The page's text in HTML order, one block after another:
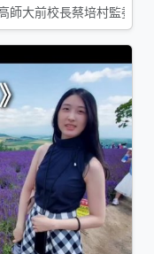
師大前校長蔡培村監委